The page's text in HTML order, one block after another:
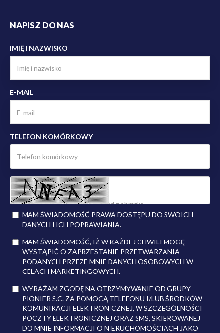
NAPISZ DO NAS
IMIĘ I NAZWISKO
E-MAIL
TELEFON KOMÓRKOWY
MAM ŚWIADOMOŚĆ PRAWA DOSTĘPU DO SWOICH
DANYCH I ICH POPRAWIANIA.
MAM ŚWIADOMOŚĆ, IŻ W KAŻDEJ CHWILI MOGĘ
WYSTĄPIĆ O ZAPRZESTANIE PRZETWARZANIA
PODANYCH PRZEZE MNIE DANYCH OSOBOWYCH W
CELACH MARKETINGOWYCH.
WYRAŻAM ZGODĘ NA OTRZYMYWANIE OD GRUPY
PIONIER S.C. ZA POMOCĄ TELEFONU I/LUB ŚRODKÓW
KOMUNIKACJI ELEKTRONICZNEJ, W SZCZEGÓLNOŚCI
POCZTY ELEKTRONICZNEJ ORAZ SMS, SKIEROWANEJ
DO MNIE INFORMACJI O NIERUCHOMOŚCIACH JAKO